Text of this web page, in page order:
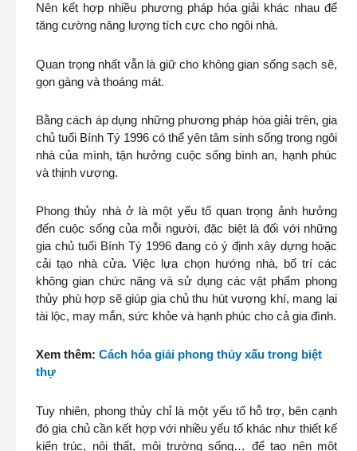
Nên kết hợp nhiều phương pháp hóa giải khác nhau để
tăng cường năng lượng tích cực cho ngôi nhà.
Quan trọng nhất vẫn là giữ cho không gian sống sạch sẽ,
gọn gàng và thoáng mát.
Bằng cách áp dụng những phương pháp hóa giải trên, gia
chủ tuổi Bính Tý 1996 có thể yên tâm sinh sống trong ngôi
nhà của mình, tận hưởng cuộc sống bình an, hạnh phúc
và thịnh vượng.
Phong thủy nhà ở là một yếu tố quan trọng ảnh hưởng
đến cuộc sống của mỗi người, đặc biệt là đối với những
gia chủ tuổi Bính Tý 1996 đang có ý định xây dựng hoặc
cải tạo nhà cửa. Việc lựa chọn hướng nhà, bố trí các
không gian chức năng và sử dụng các vật phẩm phong
thủy phù hợp sẽ giúp gia chủ thu hút vượng khí, mang lại
tài lộc, may mắn, sức khỏe và hạnh phúc cho cả gia đình.
Xem thêm: Cách hóa giải phong thủy xấu trong biệt
thự
Tuy nhiên, phong thủy chỉ là một yếu tố hỗ trợ, bên cạnh
đó gia chủ cần kết hợp với nhiều yếu tố khác như thiết kế
kiến trúc, nội thất, môi trường sống… để tạo nên một